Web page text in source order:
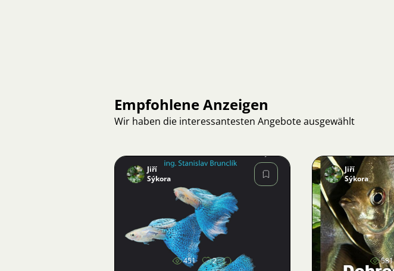
Empfohlene Anzeigen
Wir haben die interessantesten Angebote ausgewählt
Bild
Jiří
Sýkora
451 2
Jiří
Sýkora
581